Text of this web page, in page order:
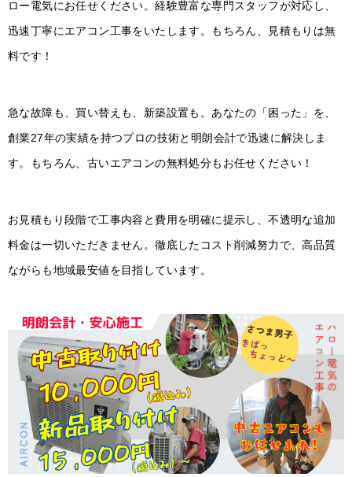
ロー電気にお任せください。経験豊富な専門スタッフが対応し、
迅速丁寧にエアコン工事をいたします。もちろん、見積もりは無
料です！
急な故障も、買い替えも、新築設置も。あなたの「困った」を、
創業27年の実績を持つプロの技術と明朗会計で迅速に解決しま
す。もちろん、古いエアコンの無料処分もお任せください！
お見積もり段階で工事内容と費用を明確に提示し、不透明な追加
料金は一切いただきません。徹底したコスト削減努力で、高品質
ながらも地域最安値を目指しています。